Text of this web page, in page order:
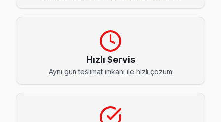
Bedrettin Profilo Servis
Bedrettin Profilo Anakart Tamiri →
Bereketzade Profilo Servis
Bereketzade mahallesinde Profilo TV arızaları için aynı
Bostan Profilo Servis
Hızlı Servis
Aynı gün teslimat imkanı ile hızlı çözüm